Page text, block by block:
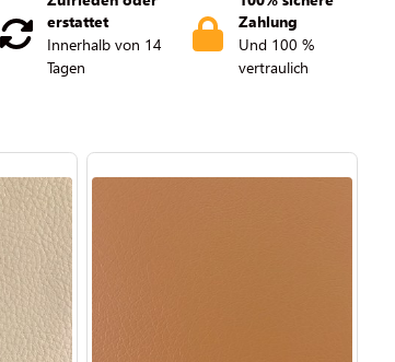
erstattet
Innerhalb von 14
Tagen
Zahlung
Und 100 %
vertraulich